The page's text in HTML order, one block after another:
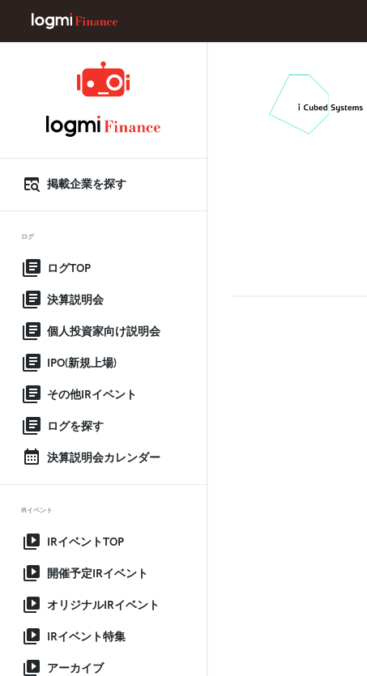
掲載企業を探す
ログ
ログTOP
決算説明会
個人投資家向け説明会
IPO(新規上場)
その他IRイベント
ログを探す
決算説明会カレンダー
IRイベント
IRイベントTOP
開催予定IRイベント
オリジナルIRイベント
IRイベント特集
アーカイブ